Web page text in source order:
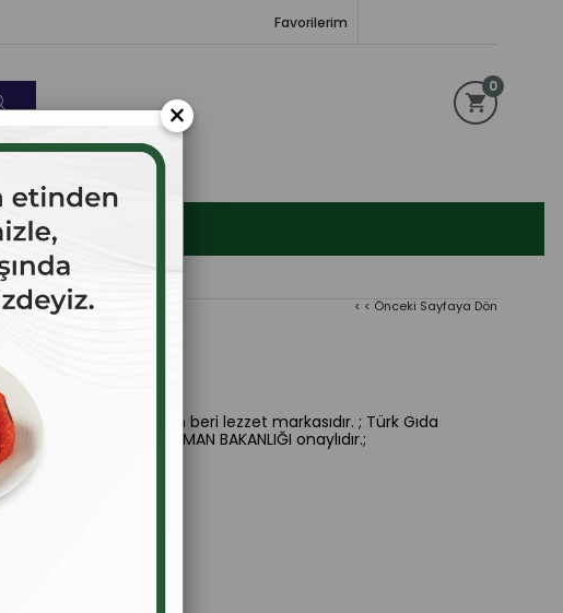
Favorilerim
0
< < Önceki Sayfaya Dön
ürünleri 1928'den beri lezzet markasıdır. ; Türk Gıda
T.C TARIM VE ORMAN BAKANLIĞI onaylıdır.;
×